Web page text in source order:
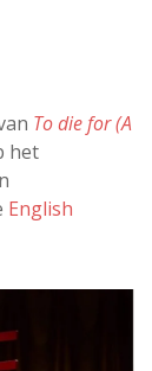
To die for (A
het
English